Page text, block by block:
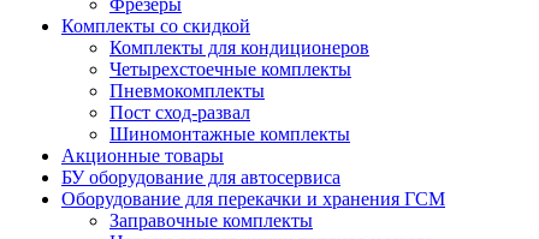
Фрезеры
Комплекты со скидкой
Комплекты для кондиционеров
Четырехстоечные комплекты
Пневмокомплекты
Пост сход-развал
Шиномонтажные комплекты
Акционные товары
БУ оборудование для автосервиса
Оборудование для перекачки и хранения ГСМ
Заправочные комплекты